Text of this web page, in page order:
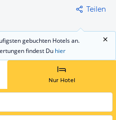
Teilen
gebuchten Hotels an.
findest Du hier
Nur Hotel